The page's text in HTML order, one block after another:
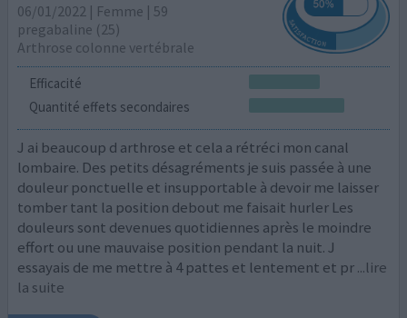
06/01/2022 | Femme | 59
pregabaline (25)
Arthrose colonne vertébrale
Efficacité
Quantité effets secondaires
J ai beaucoup d arthrose et cela a rétréci mon canal
lombaire. Des petits désagréments je suis passée à une
douleur ponctuelle et insupportable à devoir me laisser
tomber tant la position debout me faisait hurler Les
douleurs sont devenues quotidiennes après le moindre
effort ou une mauvaise position pendant la nuit. J
essayais de me mettre à 4 pattes et lentement et pr...lire
la suite